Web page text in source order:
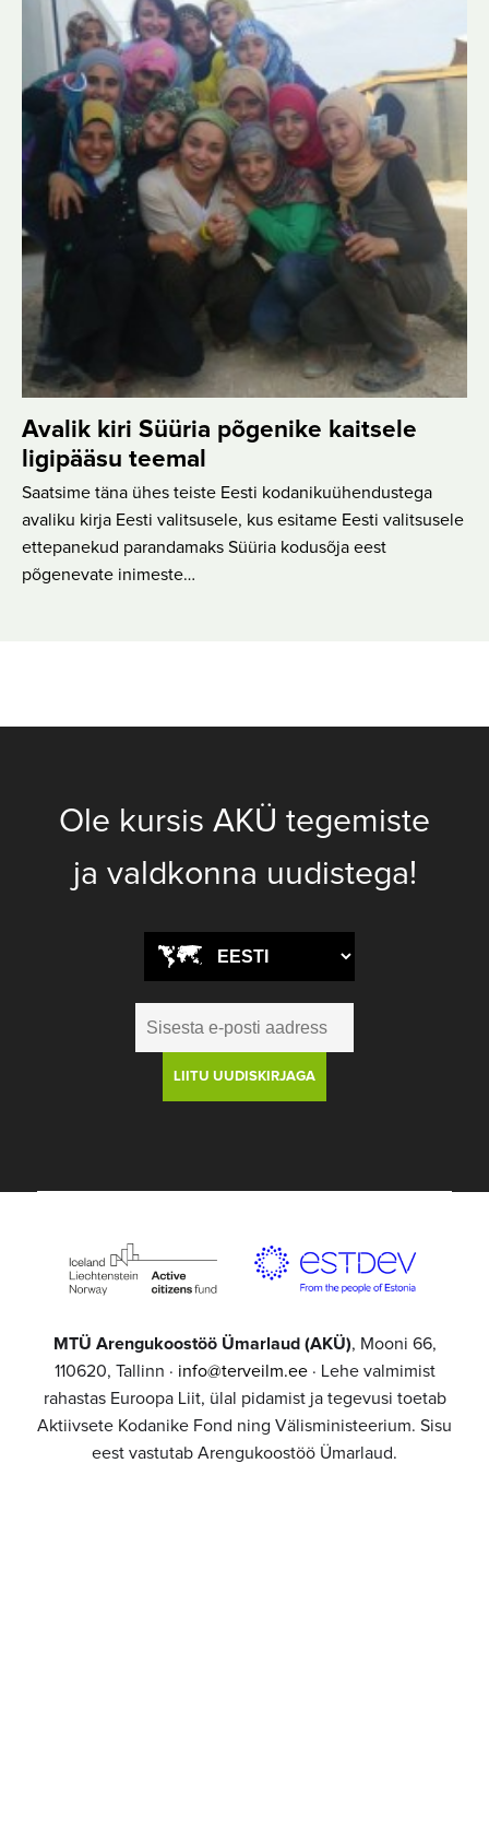
Avalik kiri Süüria põgenike kaitsele
ligipääsu teemal
Saatsime täna ühes teiste Eesti kodanikuühendustega
avaliku kirja Eesti valitsusele, kus esitame Eesti valitsusele
ettepanekud parandamaks Süüria kodusõja eest
põgenevate inimeste…
Ole kursis AKÜ tegemiste
ja valdkonna uudistega!
MTÜ Arengukoostöö Ümarlaud (AKÜ), Mooni 66,
110620, Tallinn · info@terveilm.ee· Lehe valmimist
rahastas Euroopa Liit, ülal pidamist ja tegevusi toetab
Aktiivsete Kodanike Fond ning Välisministeerium. Sisu
eest vastutab Arengukoostöö Ümarlaud.